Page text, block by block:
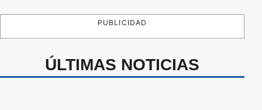
PUBLICIDAD
ÚLTIMAS NOTICIAS